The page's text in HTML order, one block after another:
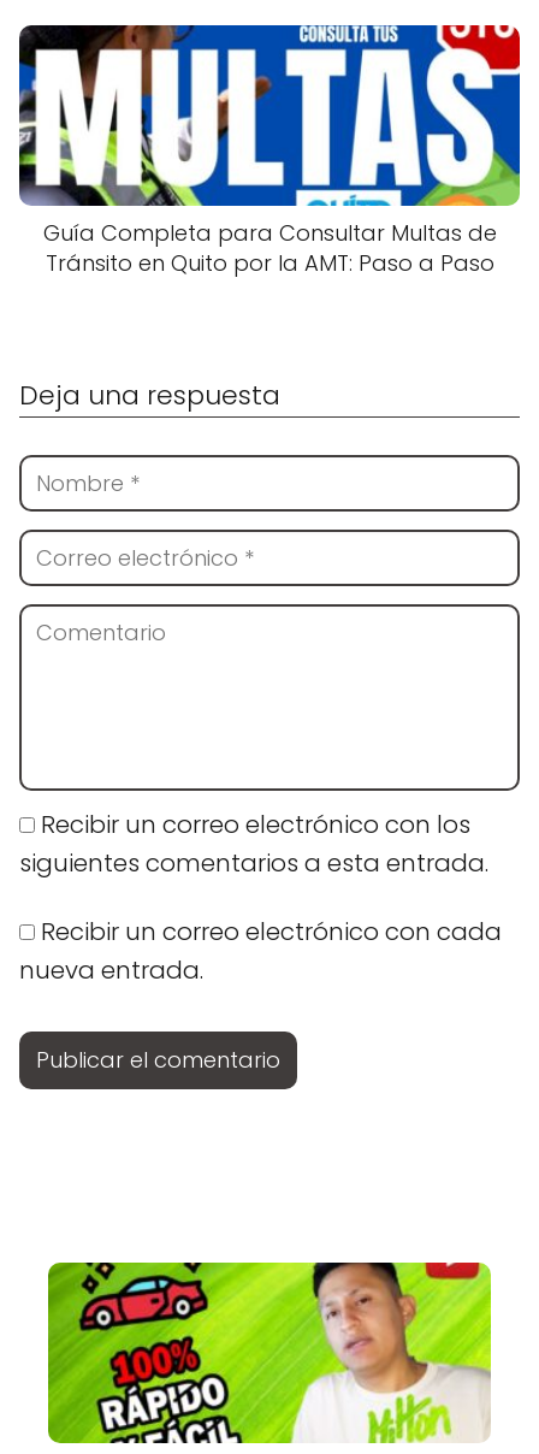
Guía Completa para Consultar Multas de
Tránsito en Quito por la AMT: Paso a Paso
Deja una respuesta
Recibir un correo electrónico con los
siguientes comentarios a esta entrada.
Recibir un correo electrónico con cada
nueva entrada.